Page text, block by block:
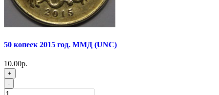
50 копеек 2015 год. ММД (UNC)
10.00р.
+
-